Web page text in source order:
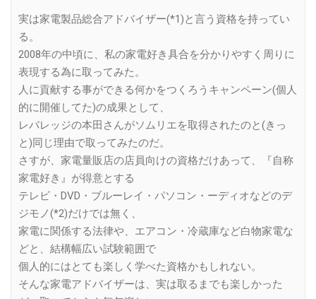
Link
実は家電製品総合アドバイザー(*1)と言う資格を持ってい
る。
2008年の中頃に、私の家電好き具合を分かりやすく周りに
表現する為に取ってみた。
人に貢献する事ができる何かをつくろうキャンペーン(個人
的に開催してた)の成果として、
レバレッジの本田さんがソムリエを取得されたのと(きっ
と)同じ理由で取ってみたのだ。
さすが、家電量販店の店員向けの資格だけあって、『自称
家電好き』が得意とする
テレビ・DVD・ブルーレイ・パソコン・ーディオなどのデ
ジモノ(*2)だけでは無く、
家電に関係する法律や、エアコン・冷蔵庫など白物家電な
どと、結構幅広い試験範囲で
個人的にはとても楽しく学べた資格かもしれない。
そんな家電アドバイザーは、実は取るまでも楽しかった